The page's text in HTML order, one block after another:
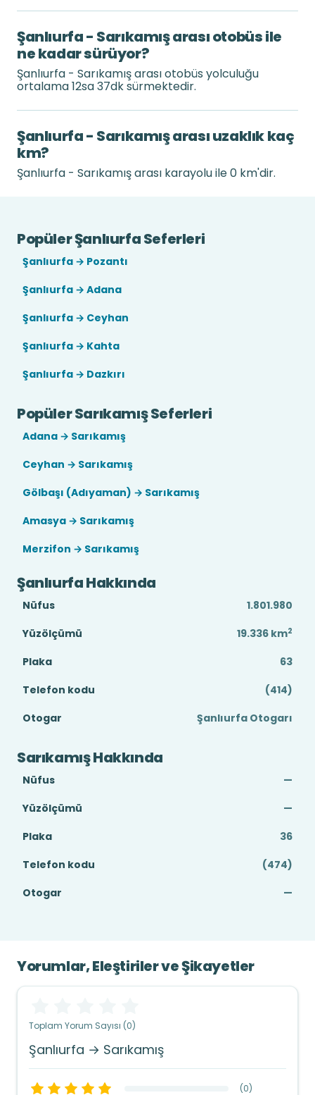
Şanlıurfa - Sarıkamış arası otobüs ile
ne kadar sürüyor?
Şanlıurfa - Sarıkamış arası otobüs yolculuğu
ortalama 12sa 37dk sürmektedir.
Şanlıurfa - Sarıkamış arası uzaklık kaç
km?
Şanlıurfa - Sarıkamış arası karayolu ile 0 km'dir.
Popüler Şanlıurfa Seferleri
Şanlıurfa → Pozantı
Şanlıurfa → Adana
Şanlıurfa → Ceyhan
Şanlıurfa → Kahta
Şanlıurfa → Dazkırı
Popüler Sarıkamış Seferleri
Adana → Sarıkamış
Ceyhan → Sarıkamış
Gölbaşı (Adıyaman) → Sarıkamış
Amasya → Sarıkamış
Merzifon → Sarıkamış
Şanlıurfa Hakkında
Nüfus
1.801.980
Yüzölçümü
19.336 km2
Plaka
63
Telefon kodu
(414)
Otogar
Şanlıurfa Otogarı
Sarıkamış Hakkında
Nüfus
—
Yüzölçümü
—
Plaka
36
Telefon kodu
(474)
Otogar
—
Yorumlar, Eleştiriler ve Şikayetler
Toplam Yorum Sayısı (0)
Şanlıurfa → Sarıkamış
(0)